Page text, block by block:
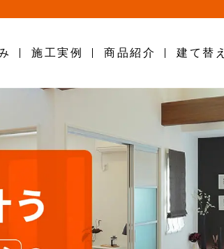
施工実例 商品紹介 建て替え